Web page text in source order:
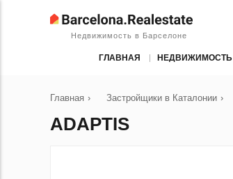
Недвижимость в Барселоне
ГЛАВНАЯ НЕДВИЖИМОСТЬ
Главная › Застройщики в Каталонии ›
ADAPTIS